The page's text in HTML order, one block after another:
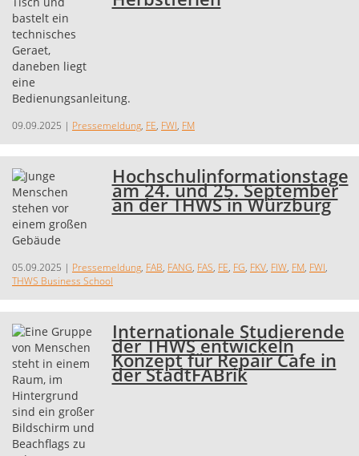
09.09.2025 | Pressemeldung, FE, FWI, FM
Hochschulinformationstage
am 24. und 25. September
an der THWS in Würzburg
05.09.2025 | Pressemeldung, FAB, FANG, FAS, FE, FG, FKV, FIW, FM, FWI,
THWS Business School
Internationale Studierende
der THWS entwickeln
Konzept für Repair Cafe in
der StadtFABrik